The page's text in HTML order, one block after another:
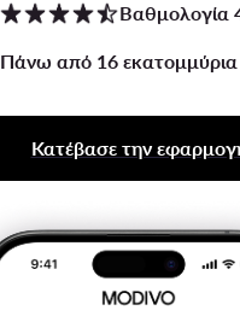
Βαθμολογία
Πάνω από 16 εκατομμύρια
Κατέβασε την